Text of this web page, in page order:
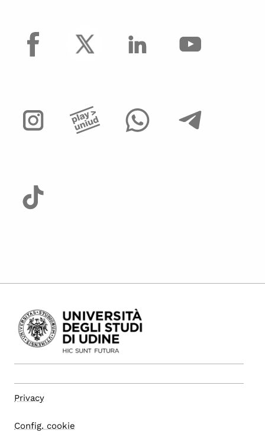
facebook
Privacy
Config. cookie